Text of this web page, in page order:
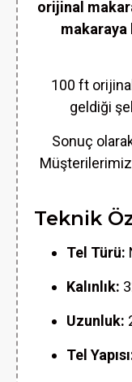
orijinal
makaraya
100 ft
geldiği
Sonuç
Teknik
Tel Türü:
Kalınlık:
Uzunluk:
Tel